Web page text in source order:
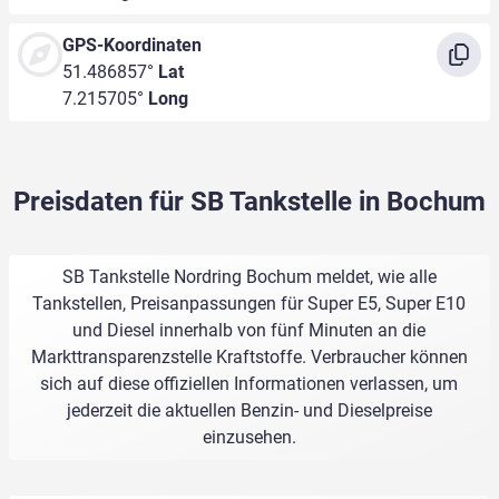
GPS-Koordinaten
51.486857° Lat
7.215705° Long
Preisdaten für SB Tankstelle in Bochum
SB Tankstelle Nordring Bochum meldet, wie alle
Tankstellen, Preisanpassungen für Super E5, Super E10
und Diesel innerhalb von fünf Minuten an die
Markttransparenzstelle Kraftstoffe. Verbraucher können
sich auf diese offiziellen Informationen verlassen, um
jederzeit die aktuellen Benzin- und Dieselpreise
einzusehen.